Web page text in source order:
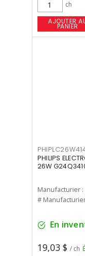
ch
AJOUTER
PANIER
PHILIPS
26W
Manufacturier :
#
En
19,03 $ / ch